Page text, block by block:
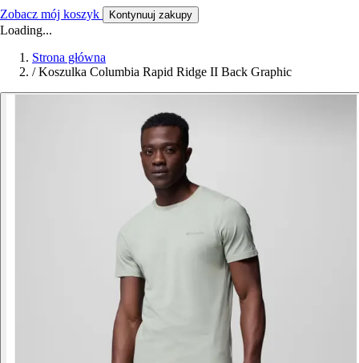
Zobacz mój koszyk Kontynuuj zakupy
Loading...
Strona główna
/ Koszulka Columbia Rapid Ridge II Back Graphic